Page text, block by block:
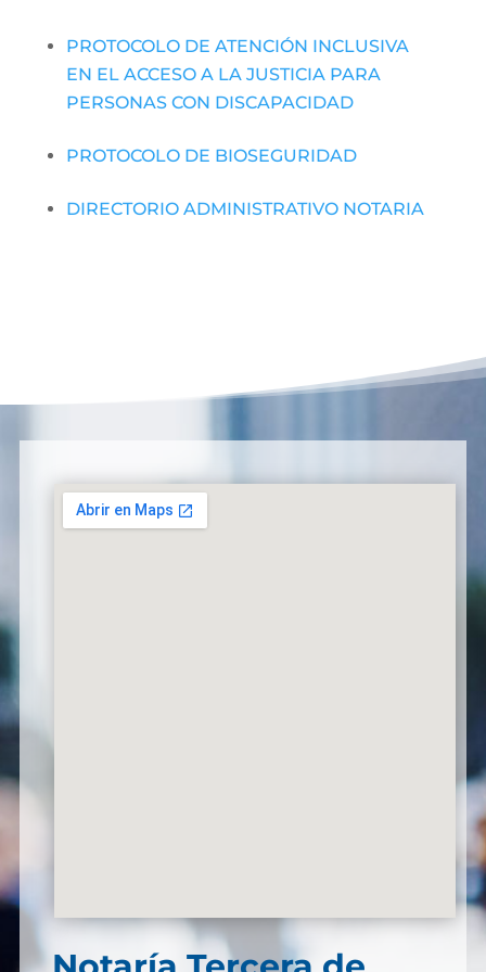
PROTOCOLO DE ATENCIÓN INCLUSIVA
EN EL ACCESO A LA JUSTICIA PARA
PERSONAS CON DISCAPACIDAD
PROTOCOLO DE BIOSEGURIDAD
DIRECTORIO ADMINISTRATIVO NOTARIA